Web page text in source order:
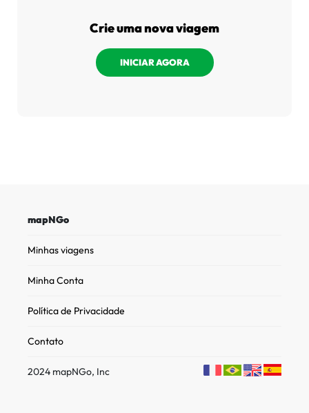
Crie uma nova viagem
INICIAR AGORA
mapNGo
Minhas viagens
Minha Conta
Política de Privacidade
Contato
2024 mapNGo, Inc